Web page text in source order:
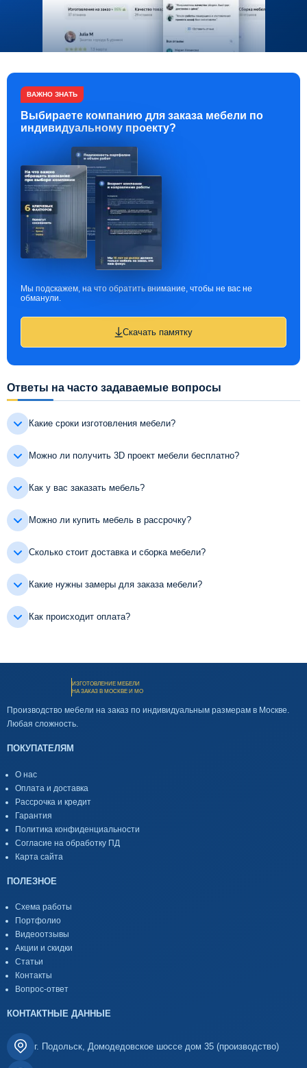
ВАЖНО ЗНАТЬ
Выбираете компанию для заказа мебели по
индивидуальному проекту?
Мы подскажем, на что обратить внимание, чтобы не вас не
обманули.
Скачать памятку
Ответы на часто задаваемые вопросы
Какие сроки изготовления мебели?
Можно ли получить 3D проект мебели бесплатно?
Как у вас заказать мебель?
Можно ли купить мебель в рассрочку?
Сколько стоит доставка и сборка мебели?
Какие нужны замеры для заказа мебели?
Как происходит оплата?
ИЗГОТОВЛЕНИЕ МЕБЕЛИ
НА ЗАКАЗ В МОСКВЕ И МО
Производство мебели на заказ по индивидуальным размерам в Москве.
Любая сложность.
ПОКУПАТЕЛЯМ
О нас
Оплата и доставка
Рассрочка и кредит
Гарантия
Политика конфиденциальности
Согласие на обработку ПД
Карта сайта
ПОЛЕЗНОЕ
Схема работы
Портфолио
Видеоотзывы
Акции и скидки
Статьи
Контакты
Вопрос-ответ
КОНТАКТНЫЕ ДАННЫЕ
г. Подольск, Домодедовское шоссе дом 35 (производство)